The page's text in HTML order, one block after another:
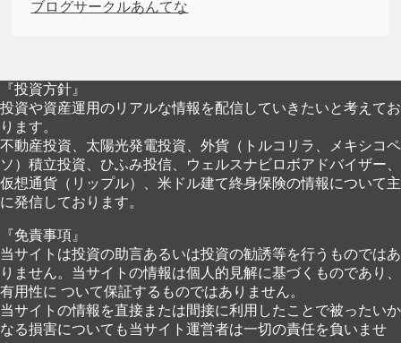
ブログサークルあんてな
『投資方針』
投資や資産運用のリアルな情報を配信していきたいと考えてお
ります。
不動産投資、太陽光発電投資、外貨（トルコリラ、メキシコペ
ソ）積立投資、ひふみ投信、ウェルスナビロボアドバイザー、
仮想通貨（リップル）、米ドル建て終身保険の情報について主
に発信しております。
『免責事項』
当サイトは投資の助言あるいは投資の勧誘等を行うものではあ
りません。当サイトの情報は個人的見解に基づくものであり、
有用性に ついて保証するものではありません。
当サイトの情報を直接または間接に利用したことで被ったいか
なる損害についても当サイト運営者は一切の責任を負いませ